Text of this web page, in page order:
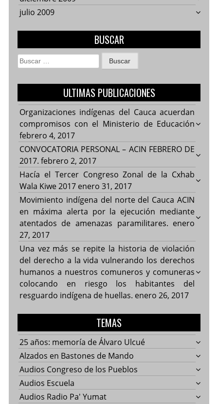
julio 2009
BUSCAR
Buscar:
ULTIMAS PUBLICACIONES
Organizaciones indígenas del Cauca acuerdan
compromisos con el Ministerio de Educación
febrero 4, 2017
CONVOCATORIA PERSONAL – ACIN FEBRERO DE
2017. febrero 2, 2017
Hacía el Tercer Congreso Zonal de la Cxhab
Wala Kiwe 2017 enero 31, 2017
Movimiento indígena del norte del Cauca ACIN
en máxima alerta por la ejecución mediante
atentados de amenazas paramilitares. enero
27, 2017
Una vez más se repite la historia de violación
del derecho a la vida vulnerando los derechos
humanos a nuestros comuneros y comuneras
colocando en riesgo los habitantes del
resguardo indígena de huellas. enero 26, 2017
TEMAS
25 años: memoría de Álvaro Ulcué
Alzados en Bastones de Mando
Audios Congreso de los Pueblos
Audios Escuela
Audios Radio Pa' Yumat